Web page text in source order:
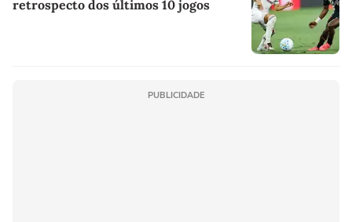
retrospecto dos últimos 10 jogos
PUBLICIDADE